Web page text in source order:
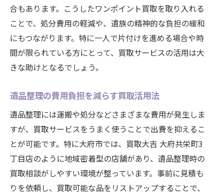
合もあります。こうしたワンポイント買取を取り入れる
ことで、処分費用の軽減や、遺族の精神的な負担の緩和
にもつながります。特に一人で片付けを進める場合や時
間が限られている方にとって、買取サービスの活用は大
きな助けとなるでしょう。
遺品整理の費用負担を減らす買取活用法
遺品整理には運搬や処分などさまざまな費用が発生しま
すが、買取サービスをうまく使うことで出費を抑えるこ
とが可能です。特に大府市では、買取大吉 大府共栄町3
丁目店のように地域密着型の店舗があり、遺品整理時の
買取相談がしやすい環境が整っています。事前に見積も
りを依頼し、買取可能な品をリストアップすることで、